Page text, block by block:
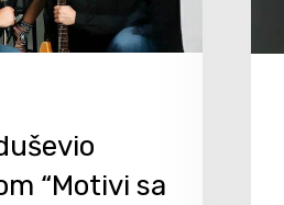
to close
“Motivi sa